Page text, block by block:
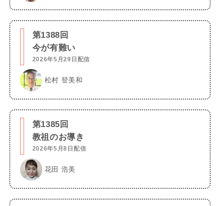
第1388回
今が有難い
2026年5月29日配信
松村 登美和
第1385回
教祖のお導き
2026年5月8日配信
花田 浩美